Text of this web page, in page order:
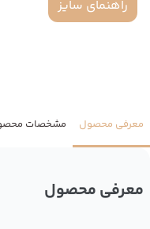
راهنمای سایز
معرفی محصول مشخصات
معرفی محصول